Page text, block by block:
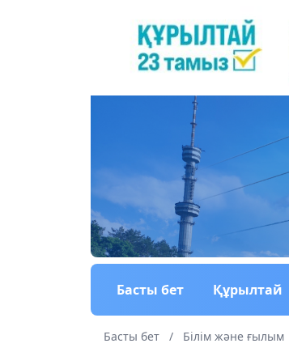
Басты бет Құрылтай
Басты бет / Білім және ғылым